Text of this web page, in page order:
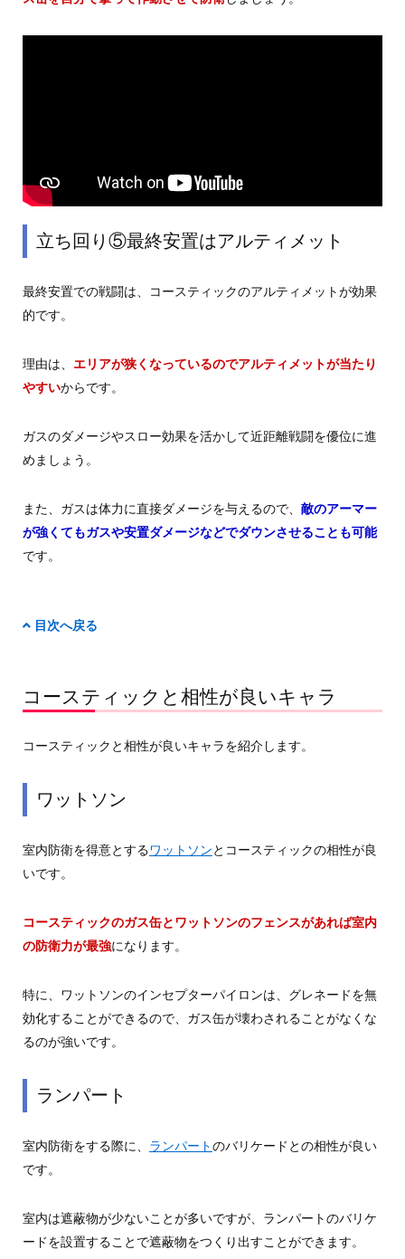
立ち回り⑤最終安置はアルティメット
最終安置での戦闘は、コースティックのアルティメットが効果
的です。
理由は、 エリアが狭くなっているのでアルティメットが当たり
やすいからです。
ガスのダメージやスロー効果を活かして近距離戦闘を優位に進
めましょう。
また、ガスは体力に直接ダメージを与えるので、 敵のアーマー
が強くてもガスや安置ダメージなどでダウンさせることも可能
です。
目次へ戻る
コースティックと相性が良いキャラ
コースティックと相性が良いキャラを紹介します。
ワットソン
室内防衛を得意とするワットソンとコースティックの相性が良
いです。
コースティックのガス缶とワットソンのフェンスがあれば室内
の防衛力が最強になります。
特に、ワットソンのインセプターパイロンは、グレネードを無
効化することができるので、ガス缶が壊わされることがなくな
るのが強いです。
ランパート
室内防衛をする際に、 ランパートのバリケードとの相性が良い
です。
室内は遮蔽物が少ないことが多いですが、ランパートのバリケ
ードを設置することで遮蔽物をつくり出すことができます。